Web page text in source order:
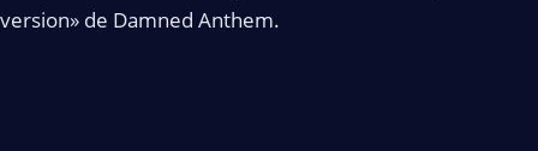
version» de Damned Anthem.